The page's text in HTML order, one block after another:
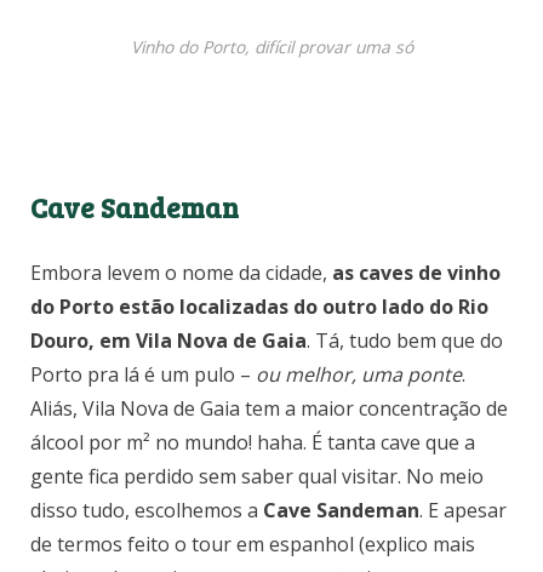
Vinho do Porto, difícil provar uma só
Cave Sandeman
Embora levem o nome da cidade, as caves de vinho
do Porto estão localizadas do outro lado do Rio
Douro, em Vila Nova de Gaia. Tá, tudo bem que do
Porto pra lá é um pulo – ou melhor, uma ponte.
Aliás, Vila Nova de Gaia tem a maior concentração de
álcool por m² no mundo! haha. É tanta cave que a
gente fica perdido sem saber qual visitar. No meio
disso tudo, escolhemos a Cave Sandeman. E apesar
de termos feito o tour em espanhol (explico mais